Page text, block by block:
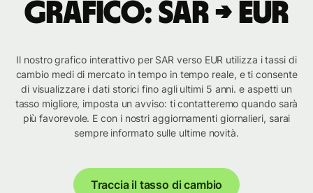
Grafico: SAR → EUR
Il nostro grafico interattivo per SAR verso EUR utilizza i tassi di
cambio medi di mercato in tempo in tempo reale, e ti consente
di visualizzare i dati storici fino agli ultimi 5 anni. e aspetti un
tasso migliore, imposta un avviso: ti contatteremo quando sarà
più favorevole. E con i nostri aggiornamenti giornalieri, sarai
sempre informato sulle ultime novità.
Traccia il tasso di cambio